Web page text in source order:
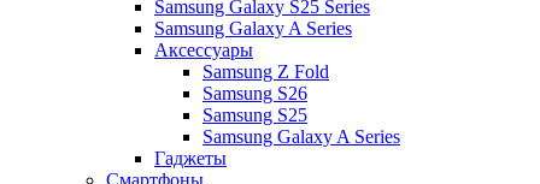
Samsung Galaxy S25 Series
Samsung Galaxy A Series
Аксессуары
Samsung Z Fold
Samsung S26
Samsung S25
Samsung Galaxy A Series
Гаджеты
Смартфоны